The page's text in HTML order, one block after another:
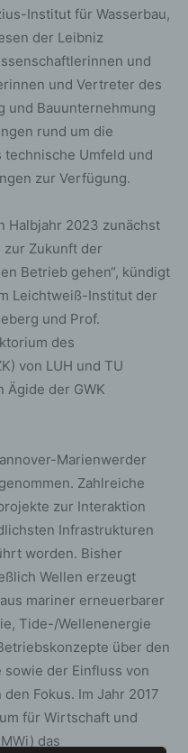
Institut für Wasserbau,
der Leibniz
und
und Vertreter des
und Bauunternehmung
rund um die
technische Umfeld und
zur Verfügung.
Halbjahr 2023 zunächst
Zukunft der
Betrieb gehen“, kündigt
Leichtweiß-Institut der
und Prof.
des
von LUH und TU
Ägide der GWK
Marienwerder
Zahlreiche
zur Interaktion
Infrastrukturen
worden. Bisher
Wellen erzeugt
mariner erneuerbarer
Tide-/Wellenenergie
über den
der Einfluss von
Fokus. Im Jahr 2017
für Wirtschaft und
das